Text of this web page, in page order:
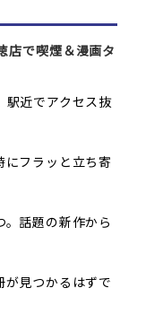
店で喫煙＆漫画タ
駅近でアクセス抜
フラッと立ち寄
話題の新作から
が見つかるはずで